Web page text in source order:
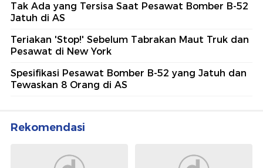
Tak Ada yang Tersisa Saat Pesawat Bomber B-52
Jatuh di AS
Teriakan 'Stop!' Sebelum Tabrakan Maut Truk dan
Pesawat di New York
Spesifikasi Pesawat Bomber B-52 yang Jatuh dan
Tewaskan 8 Orang di AS
Rekomendasi